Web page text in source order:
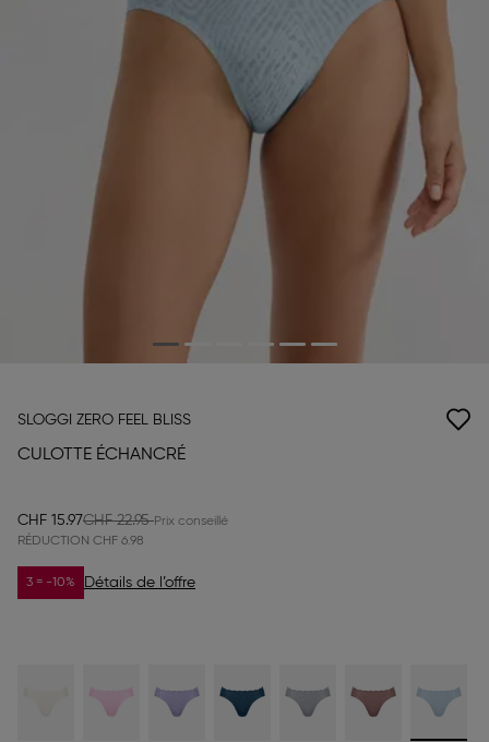
SLOGGI ZERO FEEL BLISS
CULOTTE ÉCHANCRÉ
CHF 15.97CHF 22.95
RÉDUCTION CHF 6.98
3 = -10% Détails de l’offre